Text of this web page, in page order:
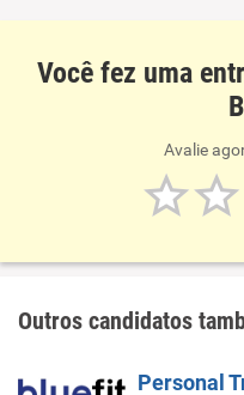
Você fez uma
Avalie
Outros candidatos